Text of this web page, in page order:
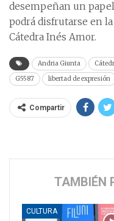
desempeñan un
podrá disfrutarse en
Cátedra Inés Amor.
Andria Giunta
G5587
libertad de expresión
Compartir
TAMBIÉN
CULTURA